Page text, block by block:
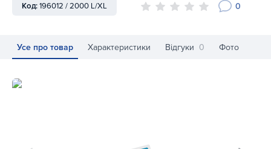
Код:196012 / 2000 L/XL 0
Усе про товар Характеристики Відгуки 0 Фото
Боксерський шолом Benlee Tyson 196012/2000 L/XL